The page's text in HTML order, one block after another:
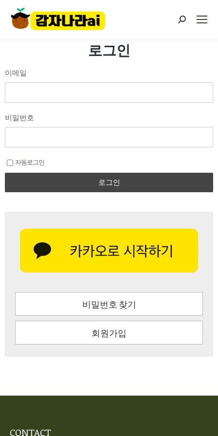
로그인
이메일
비밀번호
자동로그인
로그인
비밀번호 찾기
회원가입
CONTACT